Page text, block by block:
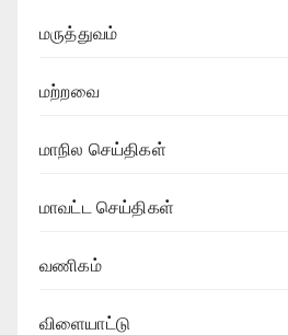
மருத்துவம்
மற்றவை
மாநில செய்திகள்
மாவட்ட செய்திகள்
வணிகம்
விளையாட்டு